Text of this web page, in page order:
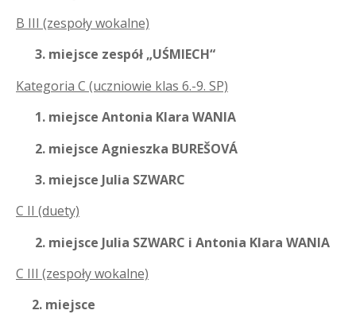
B III (zespoły wokalne)
3. miejsce zespół „UŚMIECH“
Kategoria C (uczniowie klas 6.-9. SP)
1. miejsce Antonia Klara WANIA
2. miejsce Agnieszka BUREŠOVÁ
3. miejsce Julia SZWARC
C II (duety)
2. miejsce Julia SZWARC i Antonia Klara WANIA
C III (zespoły wokalne)
2. miejsce